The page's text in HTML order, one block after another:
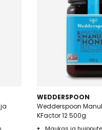
WEDDERSPOON
Wedderspoon
KFactor 12 500g